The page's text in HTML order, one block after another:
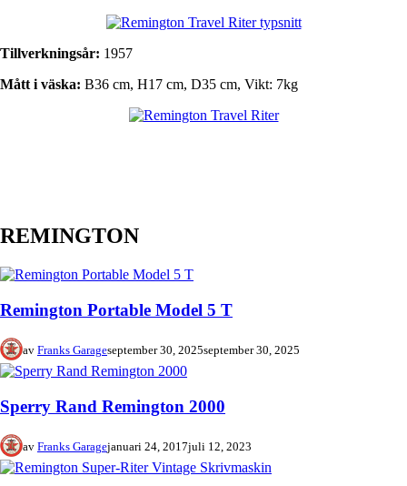
Tillverkningsår: 1957
Mått i väska: B36 cm, H17 cm, D35 cm, Vikt: 7kg
REMINGTON
Remington Portable Model 5 T
av Franks Garageseptember 30, 2025september 30, 2025
Sperry Rand Remington 2000
av Franks Garagejanuari 24, 2017juli 12, 2023